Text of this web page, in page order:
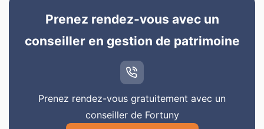
Prenez rendez-vous avec un
conseiller en gestion de patrimoine
Prenez rendez-vous gratuitement avec un
conseiller de Fortuny